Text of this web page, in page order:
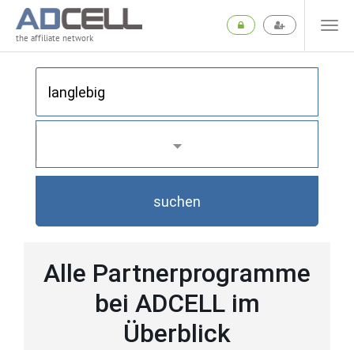
the affiliate network
suchen
Alle Partnerprogramme
bei ADCELL im
Überblick